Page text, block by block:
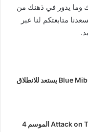
وما يدور في ذهنك من
متابعتكم لنا عبر
موعد عرض انمي Attack on Titan الموسم 4